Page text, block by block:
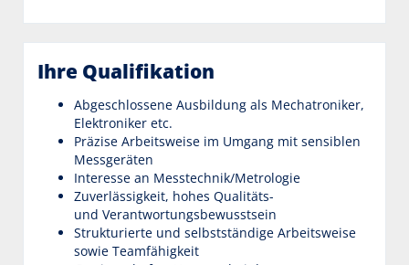
Ihre Qualifikation
Abgeschlossene Ausbildung als Mechatroniker,
Elektroniker etc.
Präzise Arbeitsweise im Umgang mit sensiblen
Messgeräten
Interesse an Messtechnik/Metrologie
Zuverlässigkeit, hohes Qualitäts-
und Verantwortungsbewusstsein
Strukturierte und selbstständige Arbeitsweise
sowie Teamfähigkeit